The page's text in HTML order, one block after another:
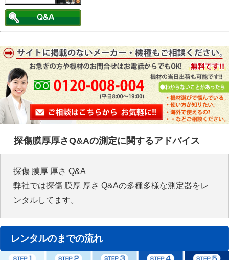
探傷膜厚厚さQ&Aの測定に関するアドバイス
探傷 膜厚 厚さ Q&A
弊社では探傷 膜厚 厚さ Q&Aの多種多様な測定器をレ
ンタルしてます。
レンタルのまでの流れ